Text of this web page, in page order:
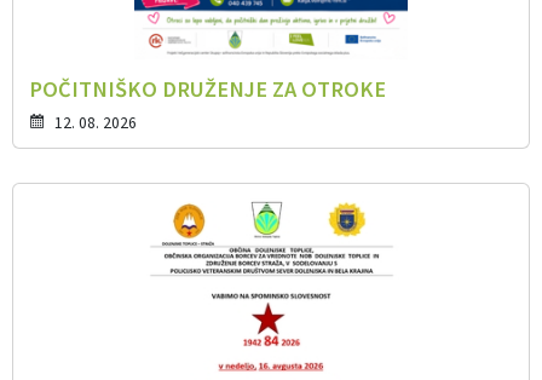
POČITNIŠKO DRUŽENJE ZA OTROKE
12. 08. 2026